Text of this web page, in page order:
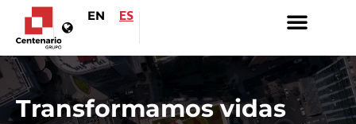
EN ES
Transformamos vidas